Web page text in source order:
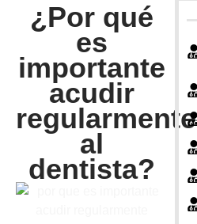
¿Por qué
es
importante
acudir
regularmente
al
dentista?